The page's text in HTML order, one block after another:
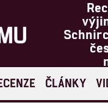
ČLÁNKY